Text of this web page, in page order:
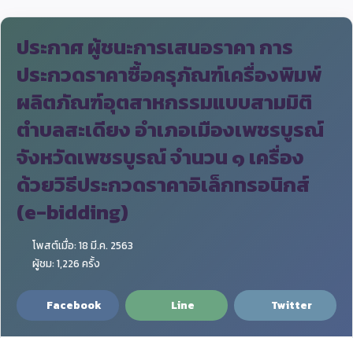
ประกาศ ผู้ชนะการเสนอราคา การ
ประกวดราคาซื้อครุภัณฑ์เครื่องพิมพ์
ผลิตภัณฑ์อุตสาหกรรมแบบสามมิติ
ตำบลสะเดียง อำเภอเมืองเพชรบูรณ์
จังหวัดเพชรบูรณ์ จำนวน ๑ เครื่อง
ด้วยวิธีประกวดราคาอิเล็กทรอนิกส์
(e-bidding)
โพสต์เมื่อ: 18 มี.ค. 2563
ผู้ชม: 1,226 ครั้ง
Facebook Line Twitter